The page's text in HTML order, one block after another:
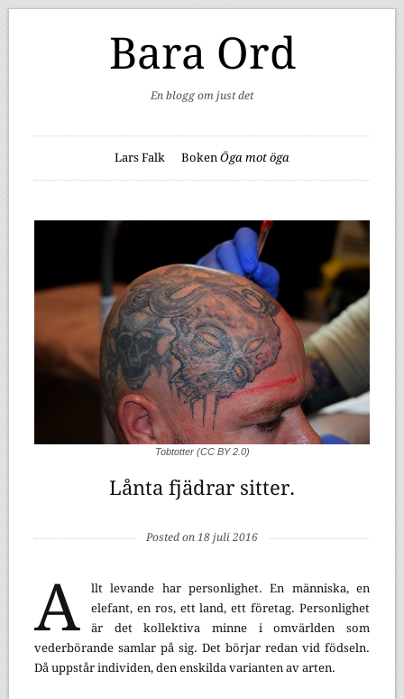
Bara Ord
En blogg om just det
Lars Falk Boken Öga mot öga
Tobtotter (CC BY 2.0)
Lånta fjädrar sitter.
Posted on 18 juli 2016
A
llt levande har personlighet. En människa, en
elefant, en ros, ett land, ett företag. Personlighet
är det kollektiva minne i omvärlden som
vederbörande samlar på sig. Det börjar redan vid födseln.
Då uppstår individen, den enskilda varianten av arten.